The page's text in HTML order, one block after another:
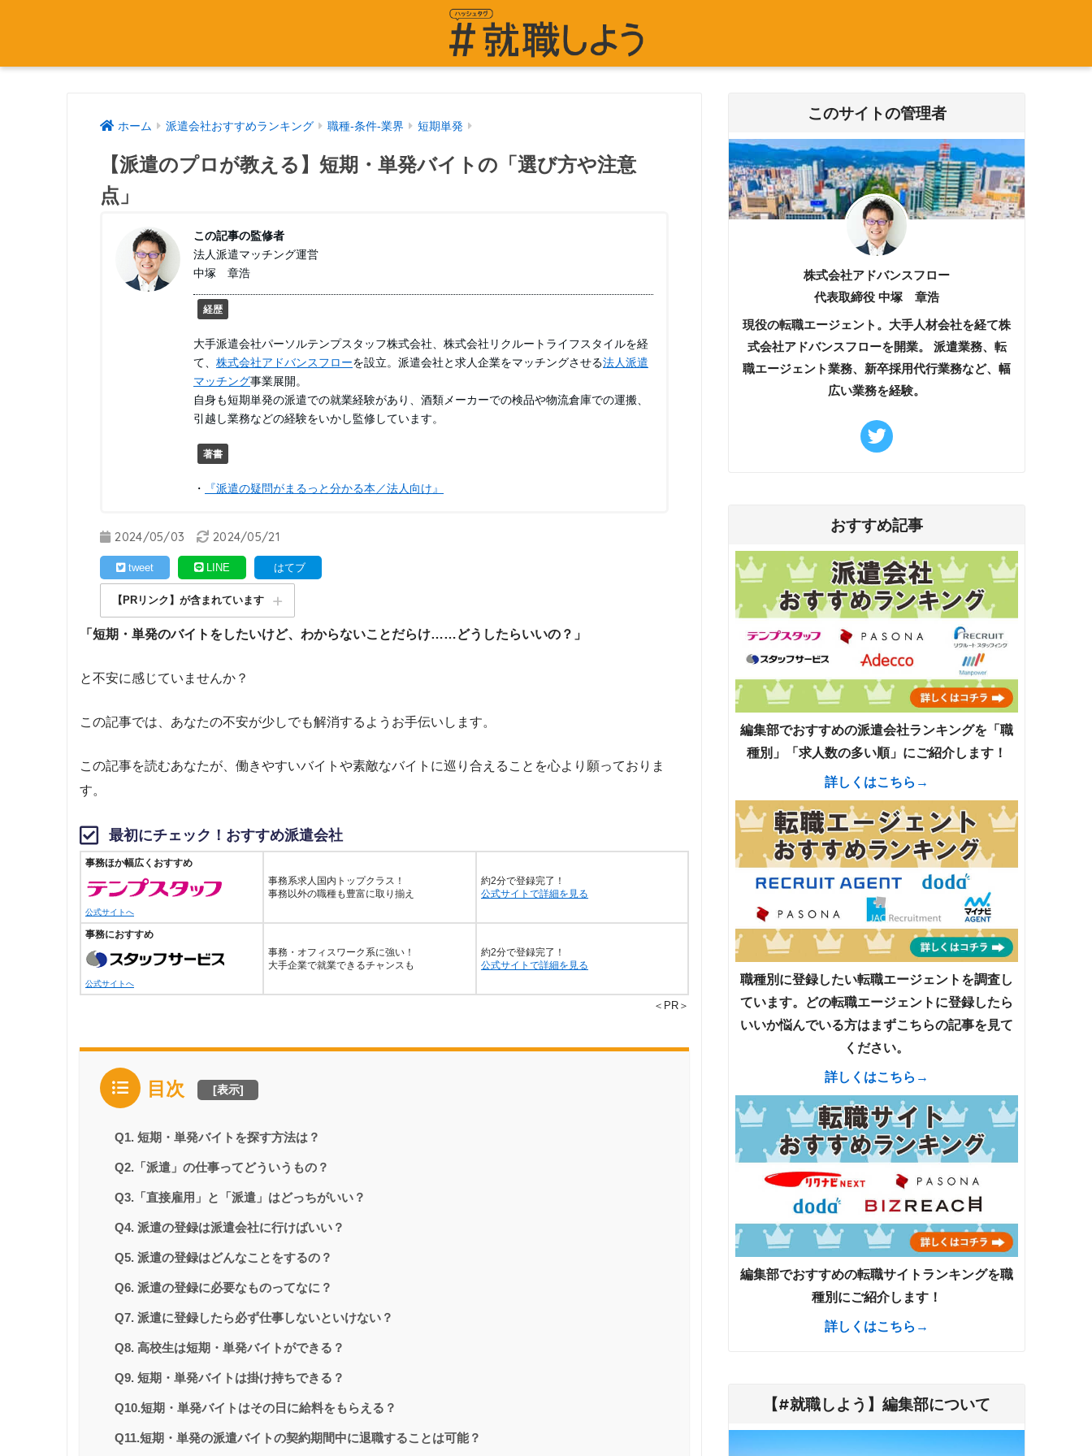
ホーム 派遣会社おすすめランキング 職種-条件-業界 短期単発
【派遣のプロが教える】短期・単発バイトの「選び方や注意
点」
この記事の監修者
法人派遣マッチング運営
中塚 章浩
経歴
大手派遣会社パーソルテンプスタッフ株式会社、株式会社リクルートライフスタイルを経
て、 株式会社アドバンスフローを設立。派遣会社と求人企業をマッチングさせる法人派遣
マッチング事業展開。
自身も短期単発の派遣での就業経験があり、酒類メーカーでの検品や物流倉庫での運搬、
引越し業務などの経験をいかし監修しています。
著書
・ 『派遣の疑問がまるっと分かる本／法人向け』
2024/05/03 2024/05/21
tweet LINE はてブ
【PRリンク】が含まれています
「短期・単発のバイトをしたいけど、わからないことだらけ……どうしたらいいの？」
と不安に感じていませんか？
この記事では、あなたの不安が少しでも解消するようお手伝いします。
この記事を読むあなたが、働きやすいバイトや素敵なバイトに巡り合えることを心より願っておりま
す。
最初にチェック！おすすめ派遣会社
事務ほか幅広くおすすめ
公式サイトへ
事務系求人国内トップクラス！
事務以外の職種も豊富に取り揃え
約2分で登録完了！
公式サイトで詳細を見る
事務におすすめ
公式サイトへ
事務・オフィスワーク系に強い！
大手企業で就業できるチャンスも
約2分で登録完了！
公式サイトで詳細を見る
＜PR＞
目次 [表示]
Q1. 短期・単発バイトを探す方法は？
Q2.「派遣」の仕事ってどういうもの？
Q3.「直接雇用」と「派遣」はどっちがいい？
Q4. 派遣の登録は派遣会社に行けばいい？
Q5. 派遣の登録はどんなことをするの？
Q6. 派遣の登録に必要なものってなに？
Q7. 派遣に登録したら必ず仕事しないといけない？
Q8. 高校生は短期・単発バイトができる？
Q9. 短期・単発バイトは掛け持ちできる？
Q10.短期・単発バイトはその日に給料をもらえる？
Q11.短期・単発の派遣バイトの契約期間中に退職することは可能？
このサイトの管理者
株式会社アドバンスフロー
代表取締役 中塚 章浩
現役の転職エージェント。大手人材会社を経て株
式会社アドバンスフローを開業。 派遣業務、転
職エージェント業務、新卒採用代行業務など、幅
広い業務を経験。
おすすめ記事
編集部でおすすめの派遣会社ランキングを「職
種別」「求人数の多い順」にご紹介します！
詳しくはこちら→
職種別に登録したい転職エージェントを調査し
ています。どの転職エージェントに登録したら
いいか悩んでいる方はまずこちらの記事を見て
ください。
詳しくはこちら→
編集部でおすすめの転職サイトランキングを職
種別にご紹介します！
詳しくはこちら→
【#就職しよう】編集部について